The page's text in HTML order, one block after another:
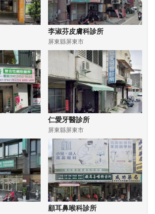
李淑芬皮膚科診所
屏東縣屏東市
仁愛牙醫診所
屏東縣屏東市
顧耳鼻喉科診所